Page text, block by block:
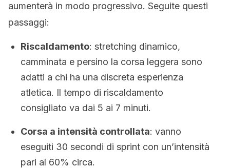
aumenterà in modo progressivo. Seguite questi
passaggi:
Riscaldamento: stretching dinamico,
camminata e persino la corsa leggera sono
adatti a chi ha una discreta esperienza
atletica. Il tempo di riscaldamento
consigliato va dai 5 ai 7 minuti.
Corsa a intensità controllata: vanno
eseguiti 30 secondi di sprint con un’intensità
pari al 60% circa.